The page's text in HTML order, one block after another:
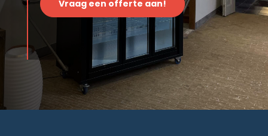
Vraag een offerte aan!